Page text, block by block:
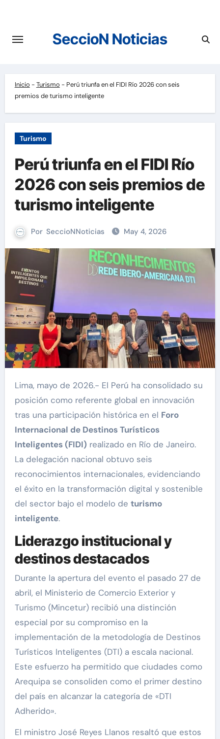
contenido
SeccioN Noticias
Inicio - Turismo - Perú triunfa en el FIDI Río 2026 con seis
premios de turismo inteligente
Turismo
Perú triunfa en el FIDI Río
2026 con seis premios de
turismo inteligente
Por SeccioNNoticias May 4, 2026
Lima, mayo de 2026.- El Perú ha consolidado su
posición como referente global en innovación
tras una participación histórica en el Foro
Internacional de Destinos Turísticos
Inteligentes (FIDI) realizado en Río de Janeiro.
La delegación nacional obtuvo seis
reconocimientos internacionales, evidenciando
el éxito en la transformación digital y sostenible
del sector bajo el modelo de turismo
inteligente.
Liderazgo institucional y
destinos destacados
Durante la apertura del evento el pasado 27 de
abril, el Ministerio de Comercio Exterior y
Turismo (Mincetur) recibió una distinción
especial por su compromiso en la
implementación de la metodología de Destinos
Turísticos Inteligentes (DTI) a escala nacional.
Este esfuerzo ha permitido que ciudades como
Arequipa se consoliden como el primer destino
del país en alcanzar la categoría de «DTI
Adherido».
El ministro José Reyes Llanos resaltó que estos